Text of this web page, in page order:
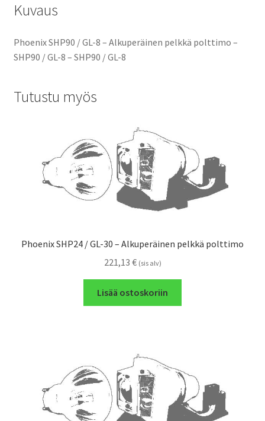
Kuvaus
Phoenix SHP90 / GL-8 – Alkuperäinen pelkkä polttimo –
SHP90 / GL-8 – SHP90 / GL-8
Tutustu myös
Phoenix SHP24 / GL-30 – Alkuperäinen pelkkä polttimo
221,13 € (sis alv)
Lisää ostoskoriin